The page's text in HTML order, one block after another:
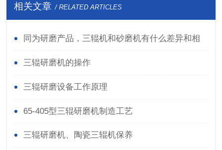
相关文章 / RELATED ARTICLES
同为研磨产品，三辊机和砂磨机有什么差异和相
似之处？
三辊研磨机的操作
三辊研磨设备工作原理
65-405型三辊研磨机制造工艺
三辊研磨机、陶瓷三辊机保养